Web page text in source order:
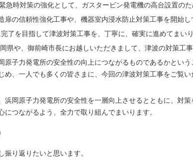
急時対策の強化として、ガスタービン発電機の高台設置の
扉の信頼性強化工事や、機器室内浸水防止対策工事を開始し
了を目指して津波対策工事を、丁寧に、確実に進めてまいり
県や、御前崎市長にお越しいただきまして、津波の対策工
原子力発電所の安全性の向上につながるものであるかとい
め、一人でも多くの皆さまに、今回の津波対策工事をご覧
浜岡原子力発電所の安全性を一層向上させるとともに、対
につながるよう、全力で取り組んでまいります。
振り返りたいと思います。